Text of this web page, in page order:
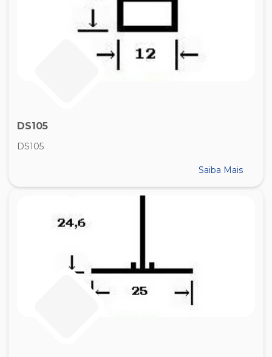
DS105
DS105
Saiba Mais